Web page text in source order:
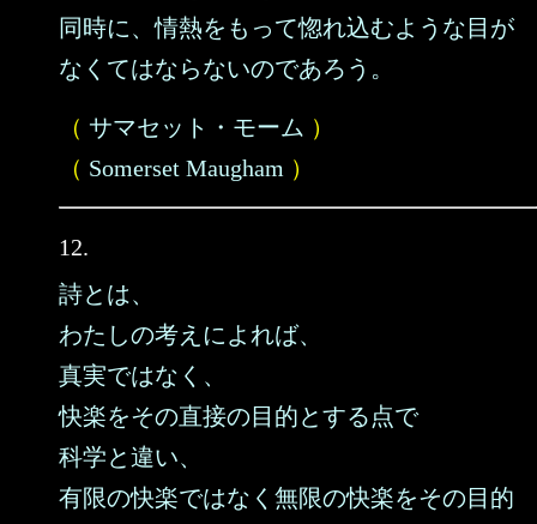
同時に、情熱をもって惚れ込むような目が
なくてはならないのであろう。
（ サマセット・モーム ）
（ Somerset Maugham ）
12.
詩とは、
わたしの考えによれば、
真実ではなく、
快楽をその直接の目的とする点で
科学と違い、
有限の快楽ではなく無限の快楽をその目的